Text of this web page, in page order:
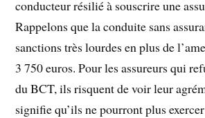
conducteur résilié à souscrire une
Rappelons que la conduite sans
sanctions très lourdes en plus de
3 750 euros. Pour les assureurs qui
du BCT, ils risquent de voir leur
signifie qu’ils ne pourront plus